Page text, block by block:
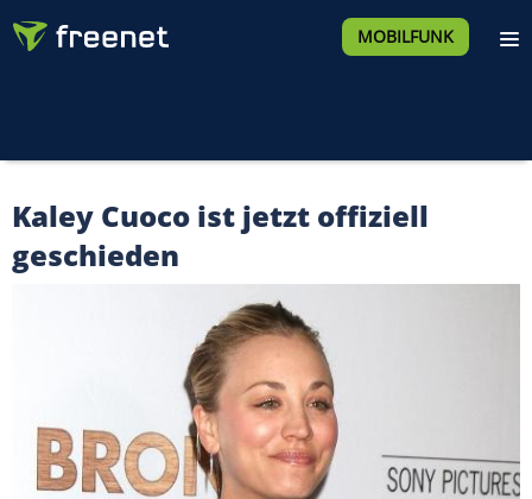
MOBILFUNK
Kaley Cuoco ist jetzt offiziell
geschieden